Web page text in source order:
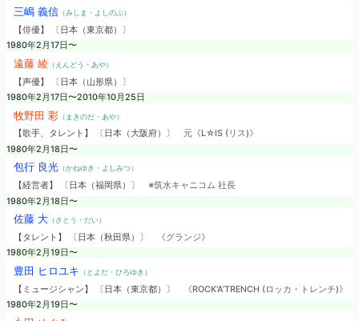
三嶋 義信（みしま・よしのぶ）
【俳優】 〔日本（東京都）〕
1980年2月17日〜
遠藤 綾（えんどう・あや）
【声優】 〔日本（山形県）〕
1980年2月17日〜2010年10月25日
牧野田 彩（まきのだ・あや）
【歌手、タレント】 〔日本（大阪府）〕 元《L☆IS (リス)》
1980年2月18日〜
包行 良光（かねゆき・よしみつ）
【経営者】 〔日本（福岡県）〕 ※筑水キャニコム 社長
1980年2月18日〜
佐藤 大（さとう・だい）
【タレント】 〔日本（秋田県）〕
《グランジ》
1980年2月19日〜
豊田 ヒロユキ （とよだ・ひろゆき）
【ミュージシャン】 〔日本（東京都）〕
《ROCK'A'TRENCH (ロッカ・トレンチ)》
1980年2月19日〜